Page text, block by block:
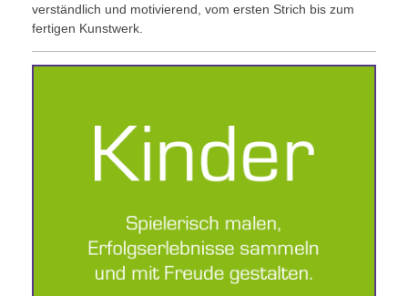
MEHR
Wer ist Malzauber?
Malzauber Blog
Datenschutzerklärung
verständlich und motivierend, vom ersten Strich bis zum
fertigen Kunstwerk.